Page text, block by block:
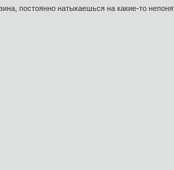
постоянно натыкаешься на какие-то